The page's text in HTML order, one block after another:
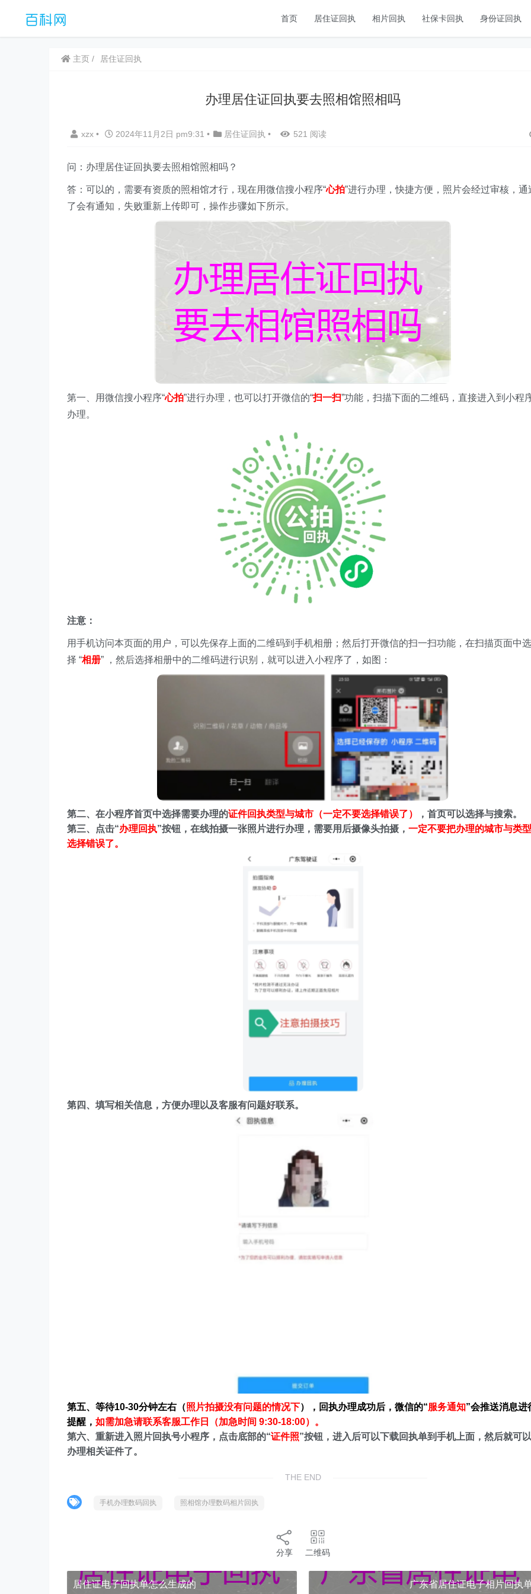
首页 居住证回执 相片回执 社保卡回执 身份证回执
主页 居住证回执
办理居住证回执要去照相馆照相吗
xzx • 2024年11月2日 pm9:31 • 居住证回执 • 521 阅读
问：办理居住证回执要去照相馆照相吗？
答：可以的，需要有资质的照相馆才行，现在用微信搜小程序“心拍”进行办理，快捷方便，照片会经过审核，通
了会有通知，失败重新上传即可，操作步骤如下所示。
第一、 用微信搜小程序“心拍”进行办理， 也可以打开微信的“扫一扫”功能，扫描下面的二维码，直接进入到小程
办理。
注意：
用手机访问本页面的用户，可以先保存上面的二维码到手机相册；然后打开微信的扫一扫功能，在扫描页面中选
择 “相册” ，然后选择相册中的二维码进行识别，就可以进入小程序了，如图：
第二、在小程序首页中选择需要办理的证件回执类型与城市（一定不要选择错误了）
，首页可以选择与搜索。
第三、点击“办理回执”按钮，在线拍摄一张照片进行办理，需要用后摄像头拍摄， 一定不要把办理的城市与类型
选择错误了。
第四、填写相关信息，方便办理以及客服有问题好联系。
第五、等待10-30分钟左右（照片拍摄没有问题的情况下），回执办理成功后，微信的“服务通知”会推送消息进
提醒， 如需加急请联系客服工作日（加急时间 9:30-18:00）。
第六、重新进入照片回执号小程序，点击底部的“证件照”按钮，进入后可以下载回执单到手机上面，然后就可以
办理相关证件了。
THE END
手机办理数码回执 照相馆办理数码相片回执
分享 二维码
居住证电子回执单怎么生成的 广东省居住证电子相片回执